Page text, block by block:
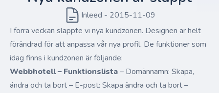
Inleed - 2015-11-09
I förra veckan släppte vi nya kundzonen. Designen är helt
förändrad för att anpassa vår nya profil. De funktioner som
idag finns i kundzonen är följande:
Webbhotell – Funktionslista– Domännamn: Skapa,
ändra och ta bort – E-post: Skapa ändra och ta bort –